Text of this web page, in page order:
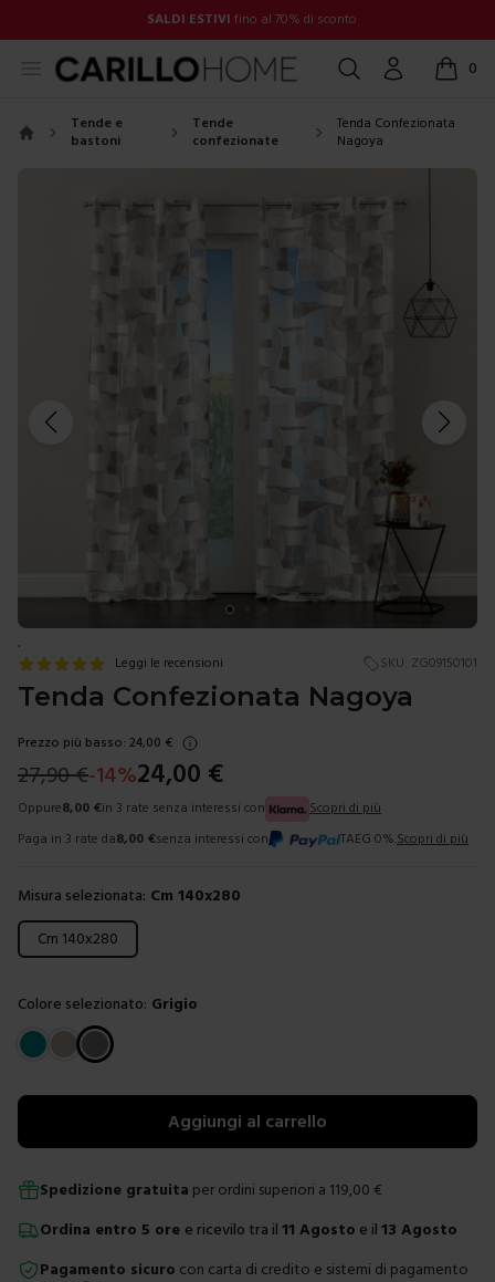
SALDI ESTIVI fino al 70% di sconto
Open menu Cerca Account 0
items
Tende e
bastoni
Tende
confezionate
Tenda Confezionata
Nagoya
.
Leggi le recensioni SKU: ZG09150101
Tenda Confezionata Nagoya
Prezzo più basso: 24,00 €
27,90€-14%24,00 €
Oppure8,00 €in 3 rate senza interessi con
Scopri di più
Paga in 3 rate da8,00 €senza interessi con TAEG 0%. Scopri di più
Misura selezionata: Cm 140x280
Scegli una misura
Cm 140x280
Colore selezionato: Grigio
Scegli un colore
Aggiungi al carrello
Spedizione gratuita per ordini superiori a 119,00 €
Ordina entro 5 ore e ricevilo tra il 11 Agosto e il 13 Agosto
Pagamento sicuro con carta di credito e sistemi di pagamento